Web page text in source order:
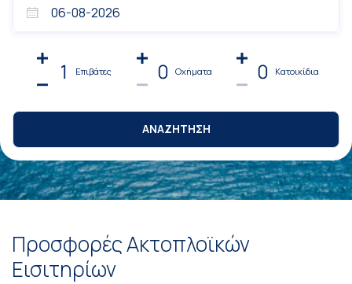
1 Επιβάτες 0 Οχήματα 0 Κατοικίδια
ΑΝΑΖΗΤΗΣΗ
Προσφορές Ακτοπλοϊκών
Εισιτηρίων